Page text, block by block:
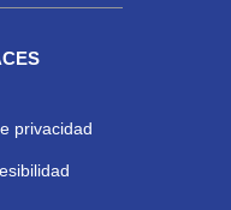
privacidad